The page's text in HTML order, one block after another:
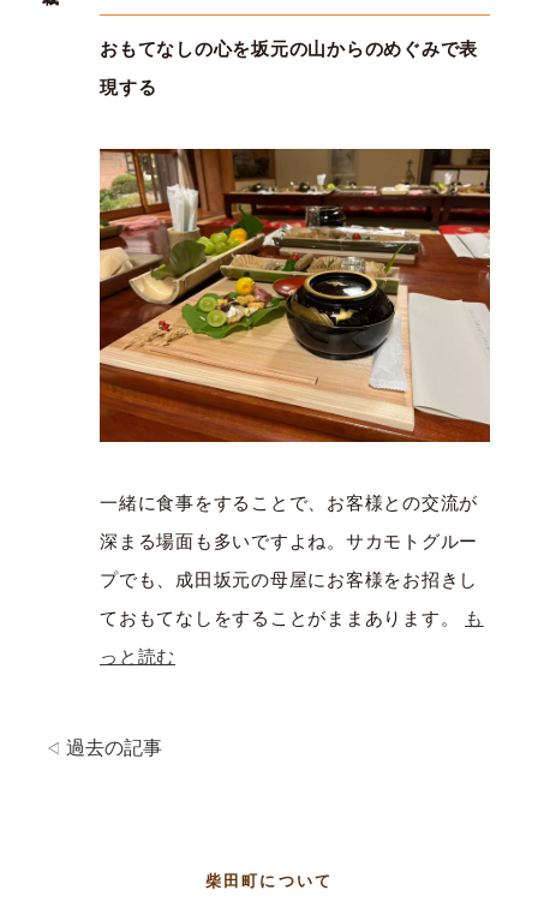
おもてなしの心を坂元の山からのめぐみで表
現する
一緒に食事をすることで、お客様との交流が
深まる場面も多いですよね。サカモトグルー
プでも、成田坂元の母屋にお客様をお招きし
ておもてなしをすることがままあります。
も
っと読む
過去の記事
柴田町について